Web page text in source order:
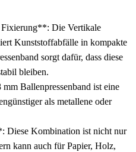
Die Vertikale
Kunststoffabfälle in kompakte
sorgt dafür, dass diese
bleiben.
Ballenpressenband ist eine
als metallene oder
Kombination ist nicht nur
kann auch für Papier, Holz,